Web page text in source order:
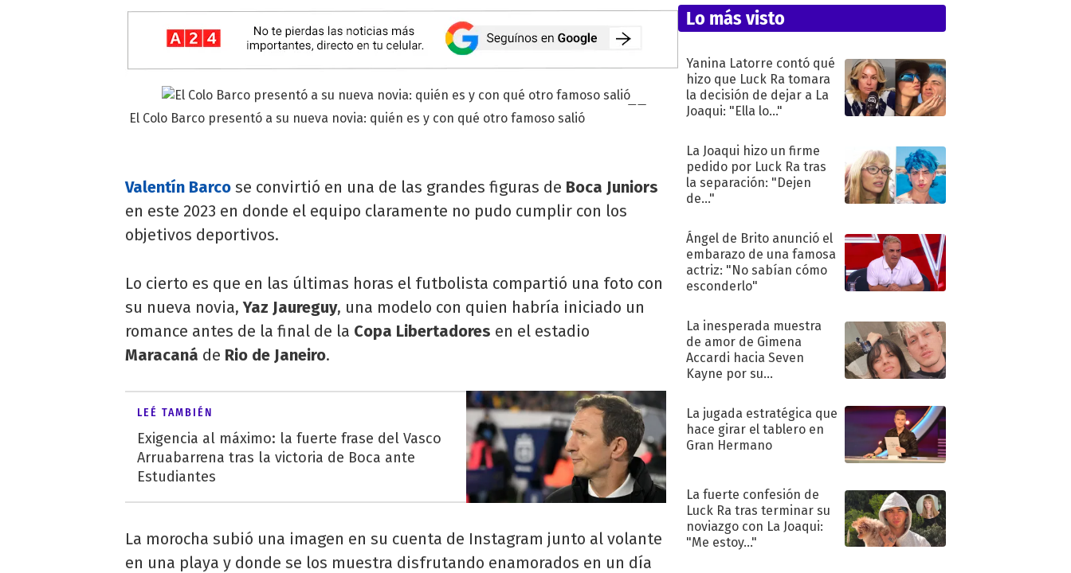
El Colo Barco presentó a su nueva novia: quién es y con qué otro famoso salió
Valentín Barco se convirtió en una de las grandes figuras de Boca Juniors
en este 2023 en donde el equipo claramente no pudo cumplir con los
objetivos deportivos.
Lo cierto es que en las últimas horas el futbolista compartió una foto con
su nueva novia, Yaz Jaureguy, una modelo con quien habría iniciado un
romance antes de la final de la Copa Libertadores en el estadio
Maracaná de Rio de Janeiro.
LEÉ TAMBIÉN
Exigencia al máximo: la fuerte frase del Vasco
Arruabarrena tras la victoria de Boca ante
Estudiantes
La morocha subió una imagen en su cuenta de Instagram junto al volante
en una playa y donde se los muestra disfrutando enamorados en un día
Lo más visto
Yanina Latorre contó qué
hizo que Luck Ra tomara
la decisión de dejar a La
Joaqui: "Ella lo..."
La Joaqui hizo un firme
pedido por Luck Ra tras
la separación: "Dejen
de..."
Ángel de Brito anunció el
embarazo de una famosa
actriz: "No sabían cómo
esconderlo"
La inesperada muestra
de amor de Gimena
Accardi hacia Seven
Kayne por su
La jugada estratégica que
hace girar el tablero en
Gran Hermano
La fuerte confesión de
Luck Ra tras terminar su
noviazgo con La Joaqui:
"Me estoy..."